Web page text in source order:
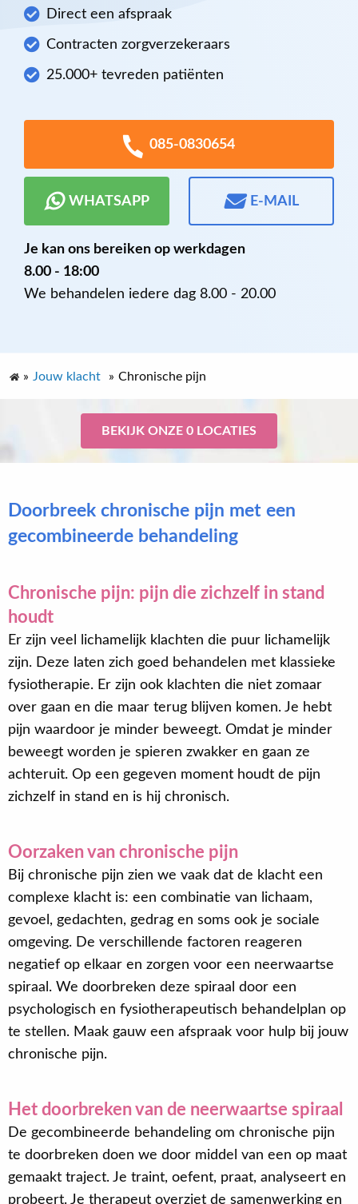
Direct een afspraak
Contracten zorgverzekeraars
25.000+ tevreden patiënten
085-0830654
WHATSAPP E-MAIL
Je kan ons bereiken op werkdagen
8.00 - 18:00
We behandelen iedere dag 8.00 - 20.00
» Jouw klacht » Chronische pijn
BEKIJK ONZE 0 LOCATIES
Doorbreek chronische pijn met een
gecombineerde behandeling
Chronische pijn: pijn die zichzelf in stand
houdt
Er zijn veel lichamelijk klachten die puur lichamelijk
zijn. Deze laten zich goed behandelen met klassieke
fysiotherapie. Er zijn ook klachten die niet zomaar
over gaan en die maar terug blijven komen. Je hebt
pijn waardoor je minder beweegt. Omdat je minder
beweegt worden je spieren zwakker en gaan ze
achteruit. Op een gegeven moment houdt de pijn
zichzelf in stand en is hij chronisch.
Oorzaken van chronische pijn
Bij chronische pijn zien we vaak dat de klacht een
complexe klacht is: een combinatie van lichaam,
gevoel, gedachten, gedrag en soms ook je sociale
omgeving. De verschillende factoren reageren
negatief op elkaar en zorgen voor een neerwaartse
spiraal. We doorbreken deze spiraal door een
psychologisch en fysiotherapeutisch behandelplan op
te stellen. Maak gauw een afspraak voor hulp bij jouw
chronische pijn.
Het doorbreken van de neerwaartse spiraal
De gecombineerde behandeling om chronische pijn
te doorbreken doen we door middel van een op maat
gemaakt traject. Je traint, oefent, praat, analyseert en
probeert. Je therapeut overziet de samenwerking en